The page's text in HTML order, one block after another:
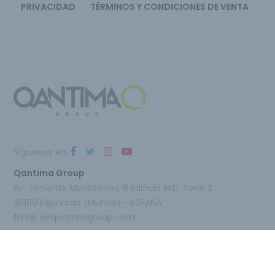
PRIVACIDAD
TÉRMINOS Y CONDICIONES DE VENTA
Qantima Group